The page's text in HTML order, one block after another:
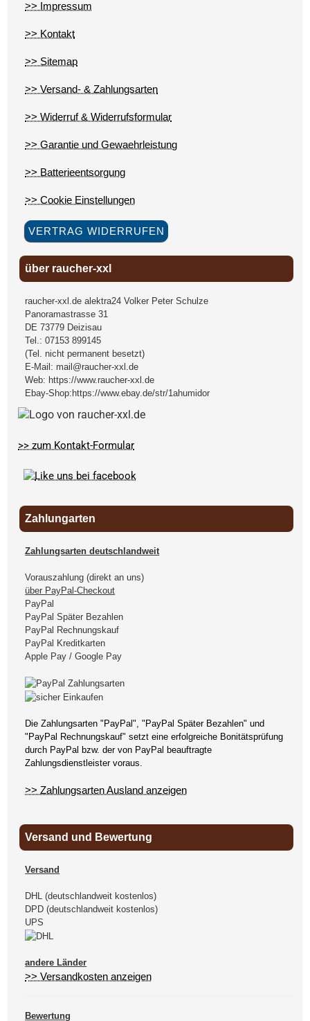
>> Impressum
>> Kontakt
>> Sitemap
>> Versand- & Zahlungsarten
>> Widerruf & Widerrufsformular
>> Garantie und Gewaehrleistung
>> Batterieentsorgung
>> Cookie Einstellungen
VERTRAG WIDERRUFEN
über raucher-xxl
raucher-xxl.de alektra24 Volker Peter Schulze
Panoramastrasse 31
DE 73779 Deizisau
Tel.:07153 899145
(Tel. nicht permanent besetzt)
E-Mail: mail@raucher-xxl.de
Web: https://www.raucher-xxl.de
Ebay-Shop: https://www.ebay.de/str/1ahumidor
>> zum Kontakt-Formular
Zahlungarten
Zahlungsarten deutschlandweit
Vorauszahlung (direkt an uns)
über PayPal-Checkout
PayPal
PayPal Später Bezahlen
PayPal Rechnungskauf
PayPal Kreditkarten
Apple Pay / Google Pay
Die Zahlungsarten "PayPal", "PayPal Später Bezahlen" und
"PayPal Rechnungskauf" setzt eine erfolgreiche Bonitätsprüfung
durch PayPal bzw. der von PayPal beauftragte
Zahlungsdienstleister voraus.
>> Zahlungsarten Ausland anzeigen
Versand und Bewertung
Versand
DHL (deutschlandweit kostenlos)
DPD (deutschlandweit kostenlos)
UPS
andere Länder
>> Versandkosten anzeigen
Bewertung